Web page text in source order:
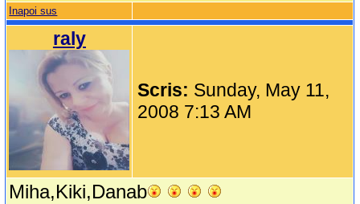
Inapoi sus
raly
Scris: Sunday, May 11,
2008 7:13 AM
Miha,Kiki,Danab